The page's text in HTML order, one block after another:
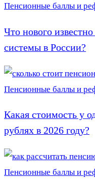
Пенсионные баллы и
Что нового
системы в России?
Пенсионные баллы и
Какая стоимость у
рублях в 2026 году?
Пенсионные баллы и